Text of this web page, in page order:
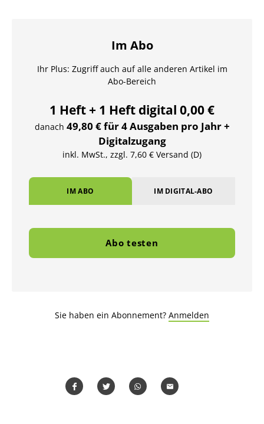
Im Abo
Ihr Plus: Zugriff auch auf alle anderen Artikel im
Abo-Bereich
1 Heft + 1 Heft digital 0,00 €
danach 49,80 € für 4 Ausgaben pro Jahr +
Digitalzugang
inkl. MwSt., zzgl. 7,60 € Versand (D)
IM ABO IM DIGITAL-ABO
Abo testen
Sie haben ein Abonnement? Anmelden